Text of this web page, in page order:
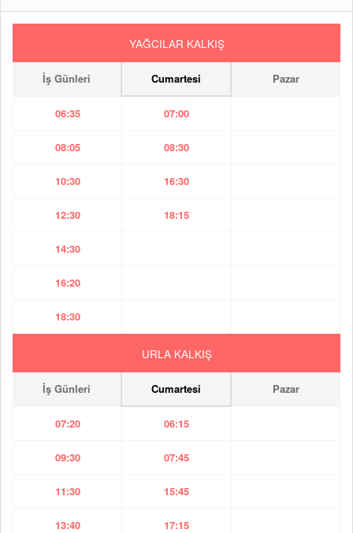
YAĞCILAR KALKIŞ
İş Günleri Cumartesi Pazar
06:35 07:00
08:05 08:30
10:30 16:30
12:30 18:15
14:30
16:20
18:30
URLA KALKIŞ
İş Günleri Cumartesi Pazar
07:20 06:15
09:30 07:45
11:30 15:45
13:40 17:15